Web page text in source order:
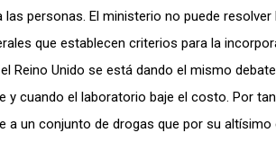
las personas. El ministerio no puede
que establecen criterios para la
Reino Unido se está dando el mismo
y cuando el laboratorio baje el costo. Por
a un conjunto de drogas que por su